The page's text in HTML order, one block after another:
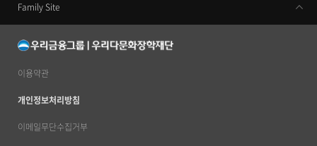
이용약관
개인정보처리방침
이메일무단수집거부
Family Site
우리금융지주
우리은행
동양생명
우리카드
우리금융캐피탈